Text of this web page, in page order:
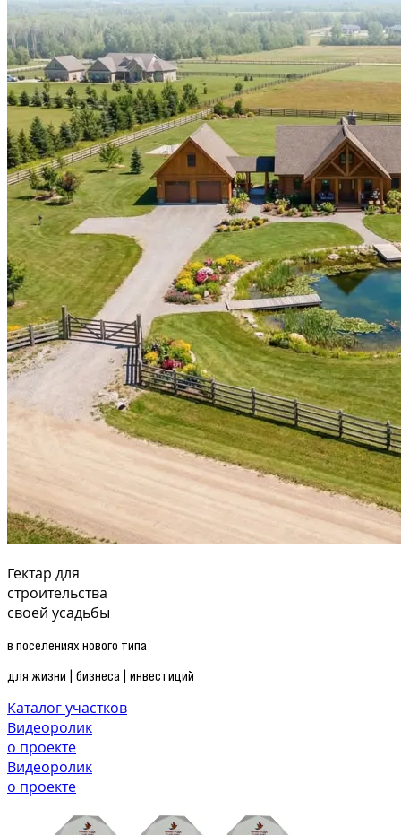
Гектар для
строительства
своей усадьбы
в поселениях нового типа
для жизни | бизнеса | инвестиций
Каталог участков
Видеоролик
о проекте
Видеоролик
о проекте